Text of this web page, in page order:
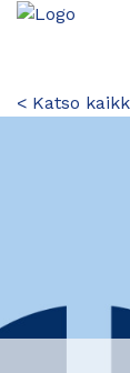
< Katso